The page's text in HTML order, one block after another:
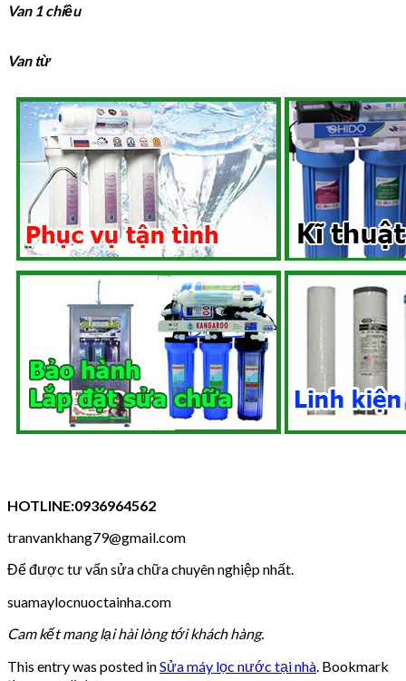
Van 1 chiều
Van từ
HOTLINE:0936964562
tranvankhang79@gmail.com
Để được tư vấn sửa chữa chuyên nghiệp nhất.
suamaylocnuoctainha.com
Cam kết mang lại hài lòng tới khách hàng.
This entry was posted inSửa máy lọc nước tại nhà. Bookmark